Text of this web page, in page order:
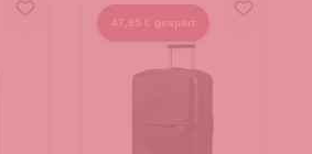
47,95 € gespart